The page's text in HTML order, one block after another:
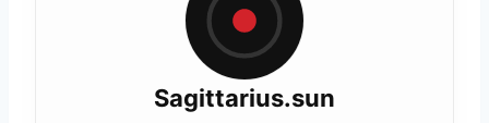
Sagittarius.sun